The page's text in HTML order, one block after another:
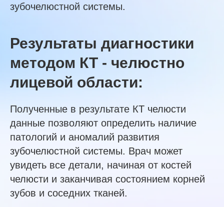
зубочелюстной системы.
Результаты диагностики
методом КТ - челюстно
лицевой области:
Полученные в результате КТ челюсти
данные позволяют определить наличие
патологий и аномалий развития
зубочелюстной системы. Врач может
увидеть все детали, начиная от костей
челюсти и заканчивая состоянием корней
зубов и соседних тканей.